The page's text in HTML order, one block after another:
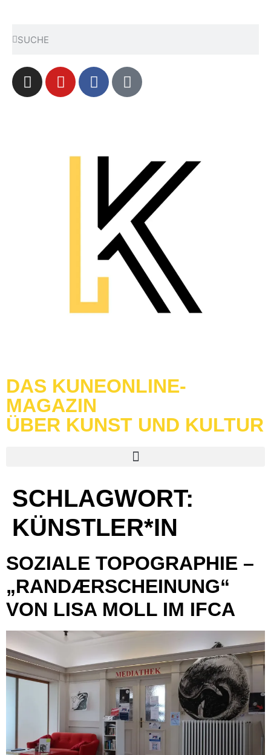
DAS KUNEONLINE-
MAGAZIN
ÜBER KUNST UND KULTUR
SCHLAGWORT:
KÜNSTLER*IN
SOZIALE TOPOGRAPHIE –
„RANDÆRSCHEINUNG“
VON LISA MOLL IM IFCA